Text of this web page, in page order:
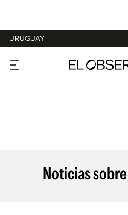
URUGUAY
URUGUAY
ARGENTINA
Noticias sobre